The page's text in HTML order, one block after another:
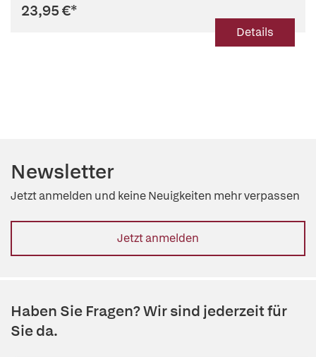
23,95 €*
Details
Newsletter
Jetzt anmelden und keine Neuigkeiten mehr verpassen
Jetzt anmelden
Haben Sie Fragen? Wir sind jederzeit für
Sie da.